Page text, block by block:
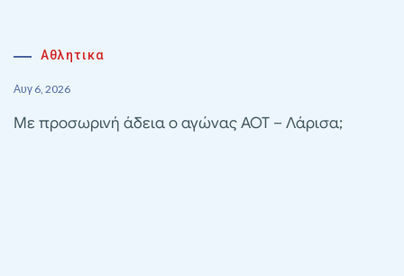
Αθλητικα
Αυγ 6, 2026
Με προσωρινή άδεια ο αγώνας ΑΟΤ – Λάρισα;